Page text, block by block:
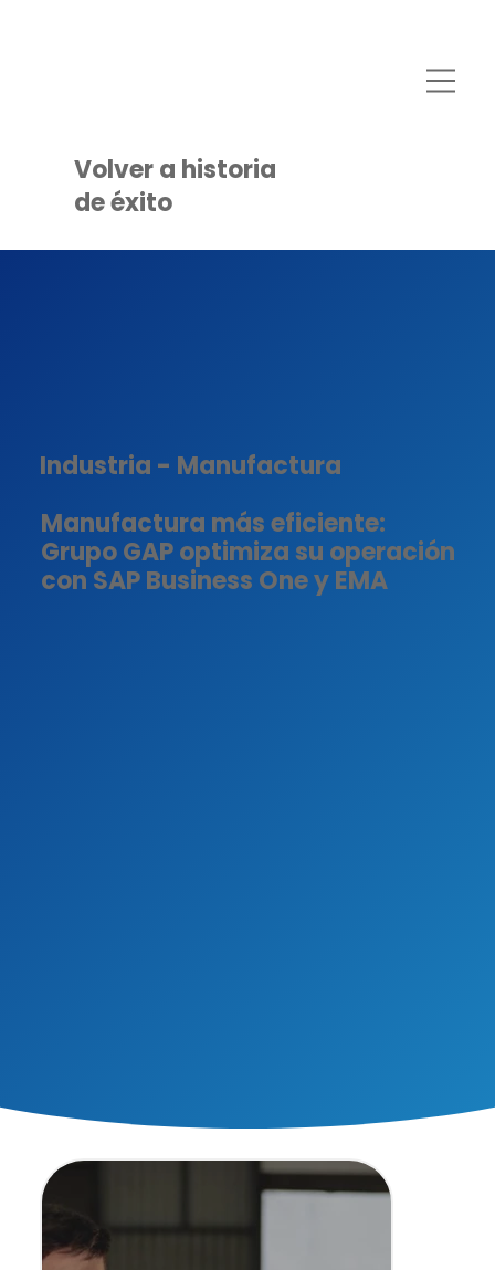
Volver a historia
de éxito
Industria - Manufactura
Manufactura más eficiente:
Grupo GAP optimiza su operación
con SAP Business One y EMA